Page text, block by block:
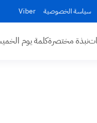
سياسة الخصوصية Viber
نبذة مختصرةكلمة يوم